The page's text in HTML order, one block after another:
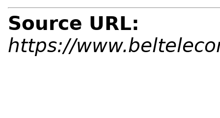
Source URL:
https://